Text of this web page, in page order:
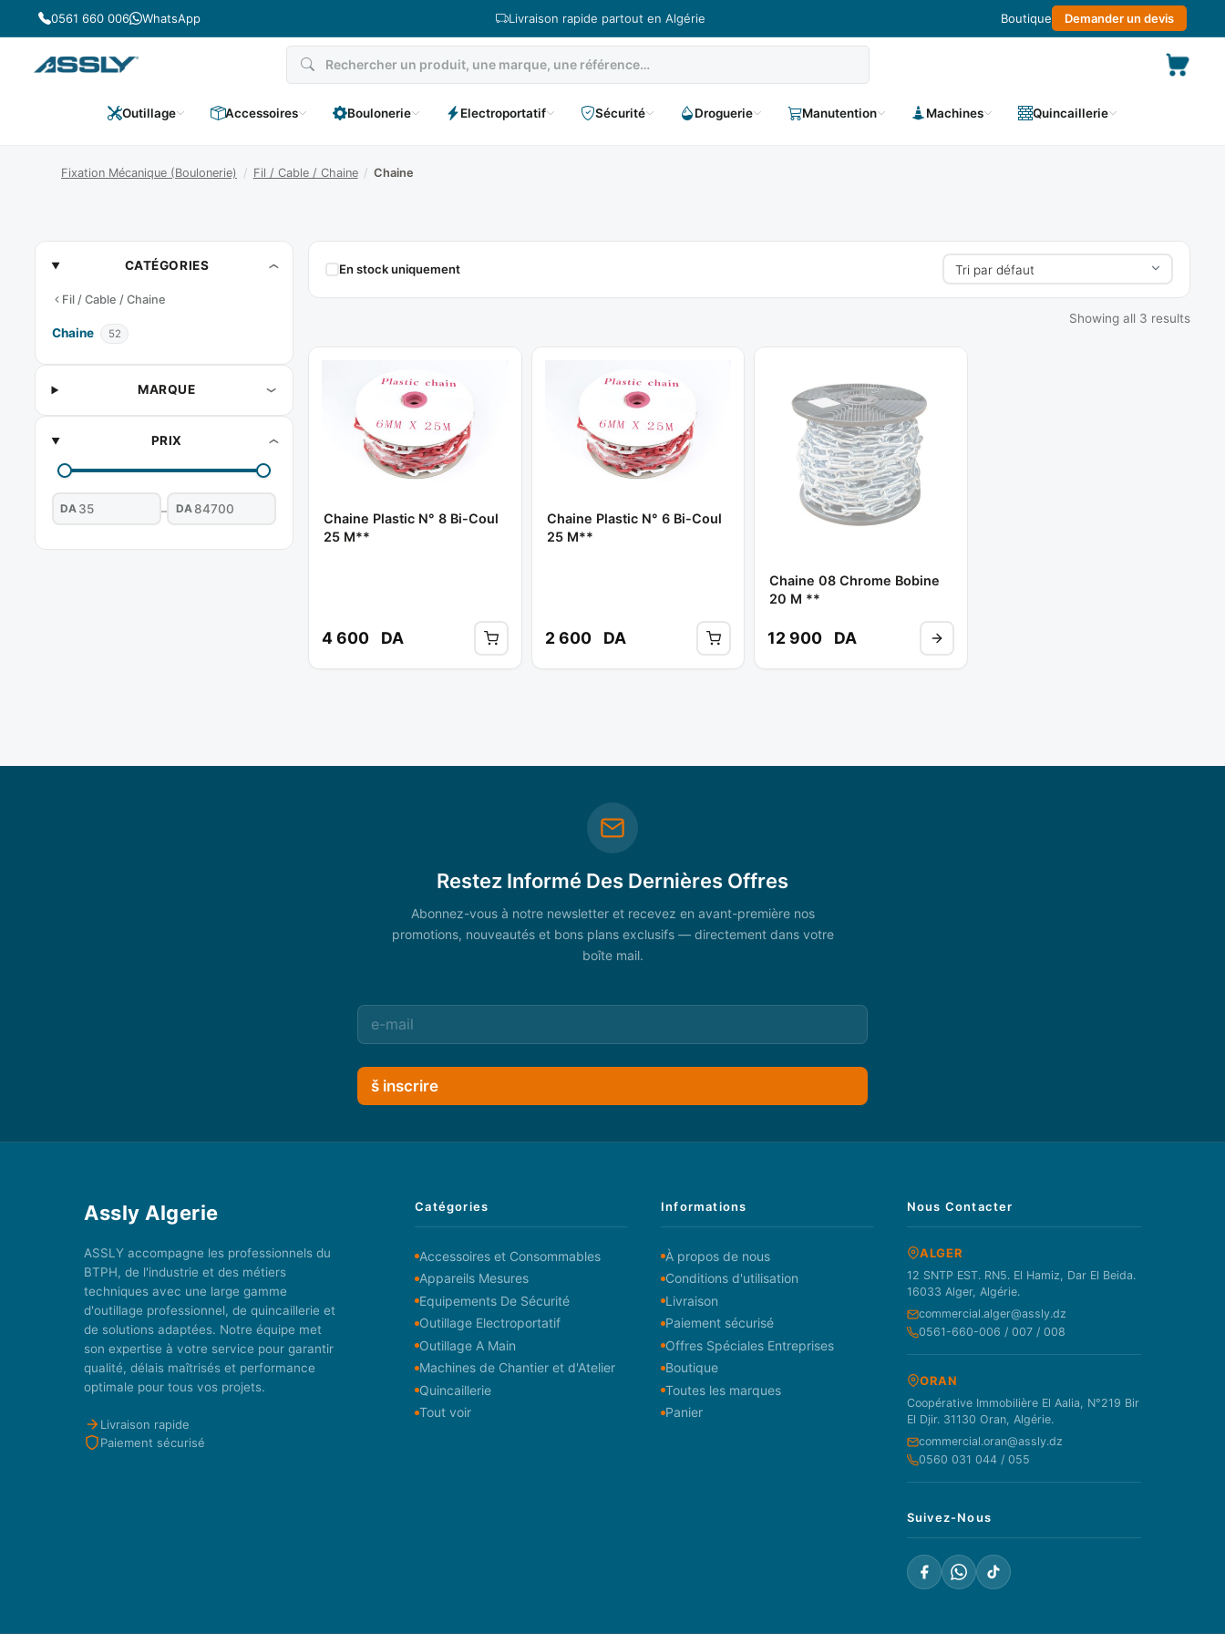
Passer
au
contenu
0561 660 006 WhatsApp Livraison rapide partout en Algérie Boutique Demander un devis
Outillage Accessoires Boulonerie Electroportatif Sécurité Droguerie Manutention Machines Quincaillerie
Fixation Mécanique (Boulonerie) / Fil / Cable / Chaine / Chaine
Chaine CATÉGORIES
Fil / Cable / Chaine
Chaine 52
MARQUE
PRIX
DA – DA
En stock uniquement
Showing all 3 results
Chaine Plastic N° 8 Bi-Coul
25 M**
4 600 DA
Chaine Plastic N° 6 Bi-Coul
25 M**
2 600 DA
Chaine 08 Chrome Bobine
20 M **
12 900 DA
Restez Informé Des Dernières Offres
Abonnez-vous à notre newsletter et recevez en avant-première nos
promotions, nouveautés et bons plans exclusifs — directement dans votre
boîte mail.
š inscrire
Assly Algerie
ASSLY accompagne les professionnels du
BTPH, de l'industrie et des métiers
techniques avec une large gamme
d'outillage professionnel, de quincaillerie et
de solutions adaptées. Notre équipe met
son expertise à votre service pour garantir
qualité, délais maîtrisés et performance
optimale pour tous vos projets.
Livraison rapide
Paiement sécurisé
Catégories
Accessoires et Consommables
Appareils Mesures
Equipements De Sécurité
Outillage Electroportatif
Outillage A Main
Machines de Chantier et d'Atelier
Quincaillerie
Tout voir
Informations
À propos de nous
Conditions d'utilisation
Livraison
Paiement sécurisé
Offres Spéciales Entreprises
Boutique
Toutes les marques
Panier
Nous Contacter
ALGER
12 SNTP EST. RN5. El Hamiz, Dar El Beida.
16033 Alger, Algérie.
commercial.alger@assly.dz
0561-660-006 / 007 / 008
ORAN
Coopérative Immobilière El Aalia, N°219 Bir
El Djir. 31130 Oran, Algérie.
commercial.oran@assly.dz
0560 031 044 / 055
Suivez-Nous